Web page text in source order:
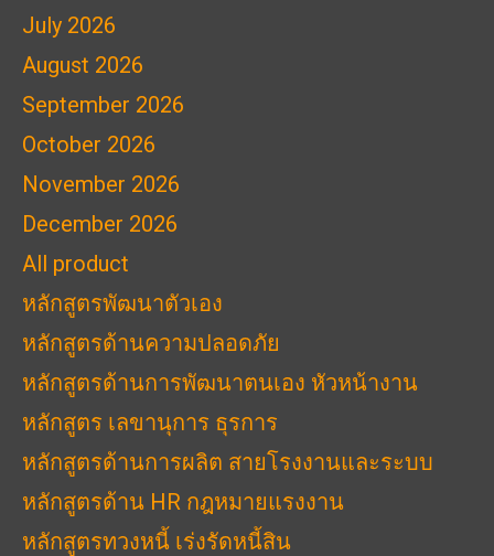
July 2026
August 2026
September 2026
October 2026
November 2026
December 2026
All product
หลักสูตรพัฒนาตัวเอง
หลักสูตรด้านความปลอดภัย
หลักสูตรด้านการพัฒนาตนเอง หัวหน้างาน
หลักสูตร เลขานุการ ธุรการ
หลักสูตรด้านการผลิต สายโรงงานและระบบ
หลักสูตรด้าน HR กฎหมายแรงงาน
หลักสูตรทวงหนี้ เร่งรัดหนี้สิน